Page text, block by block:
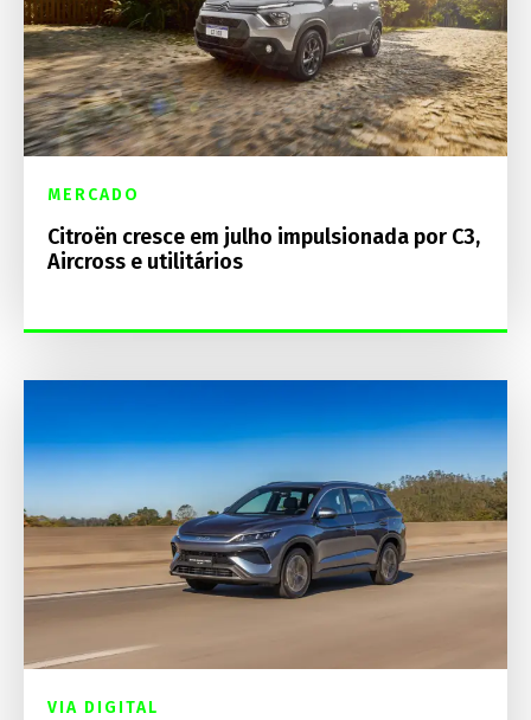
MERCADO
Citroën cresce em julho impulsionada por C3,
Aircross e utilitários
VIA DIGITAL